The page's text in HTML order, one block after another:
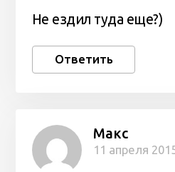
Не ездил туда еще?)
Ответить
Макс
11 апреля